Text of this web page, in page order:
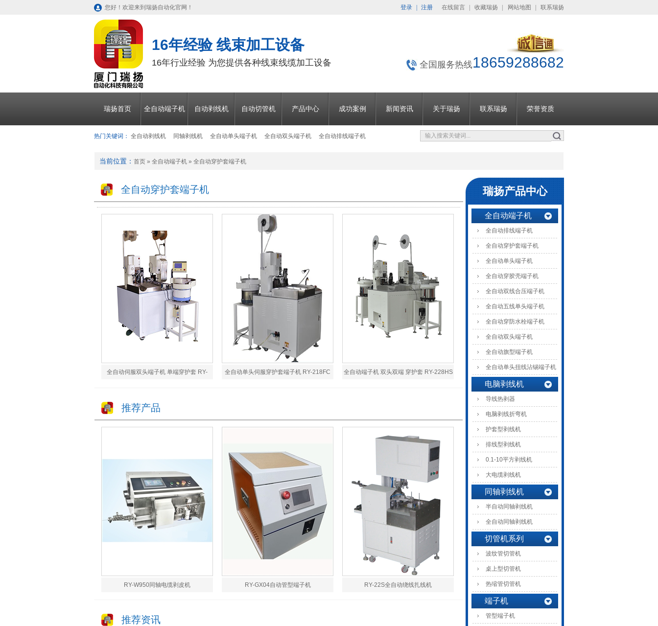
登录 注册 在线留言 收藏瑞扬 网站地图 联系瑞扬
您好！欢迎来到瑞扬自动化官网！
16年经验 线束加工设备
16年行业经验 为您提供各种线束线缆加工设备 全国服务热线18659288682
瑞扬首页 全自动端子机 自动剥线机 自动切管机 产品中心 成功案例 新闻资讯 关于瑞扬 联系瑞扬 荣誉资质
热门关键词： 全自动剥线机 同轴剥线机 全自动单头端子机 全自动双头端子机 全自动排线端子机
当前位置： 首页 » 全自动端子机 » 全自动穿护套端子机
全自动穿护套端子机
全自动伺服双头端子机 单端穿护套 RY- 全自动单头伺服穿护套端子机 RY-218FC 全自动端子机 双头双端 穿护套 RY-228HS
推荐产品
RY-W950同轴电缆剥皮机 RY-GX04自动管型端子机 RY-22S全自动绕线扎线机
推荐资讯
瑞扬产品中心
全自动端子机
全自动排线端子机
全自动穿护套端子机
全自动单头端子机
全自动穿胶壳端子机
全自动双线合压端子机
全自动五线单头端子机
全自动穿防水栓端子机
全自动双头端子机
全自动旗型端子机
全自动单头扭线沾锡端子机
电脑剥线机
导线热剥器
电脑剥线折弯机
护套型剥线机
排线型剥线机
0.1-10平方剥线机
大电缆剥线机
同轴剥线机
半自动同轴剥线机
全自动同轴剥线机
切管机系列
波纹管切管机
桌上型切管机
热缩管切管机
端子机
管型端子机